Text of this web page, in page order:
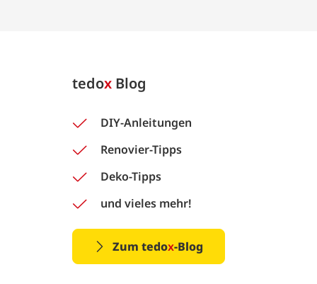
tedox Blog
DIY-Anleitungen
Renovier-Tipps
Deko-Tipps
und vieles mehr!
Zum tedox-Blog